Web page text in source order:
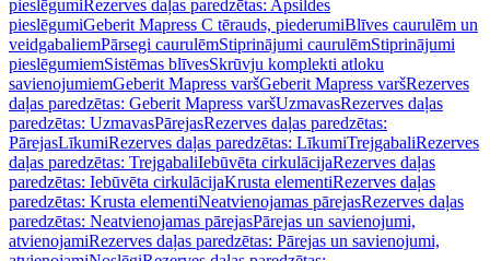
pieslēgumiRezerves daļas paredzētas: Apsildes
pieslēgumiGeberit Mapress C tērauds, piederumiBlīves caurulēm un
veidgabaliemPārsegi caurulēmStiprinājumi caurulēmStiprinājumi
pieslēgumiemSistēmas blīvesSkrūvju komplekti atloku
savienojumiemGeberit Mapress varšGeberit Mapress varšRezerves
daļas paredzētas: Geberit Mapress varšUzmavasRezerves daļas
paredzētas: UzmavasPārejasRezerves daļas paredzētas:
PārejasLīkumiRezerves daļas paredzētas: LīkumiTrejgabaliRezerves
daļas paredzētas: TrejgabaliIebūvēta cirkulācijaRezerves daļas
paredzētas: Iebūvēta cirkulācijaKrusta elementiRezerves daļas
paredzētas: Krusta elementiNeatvienojamas pārejasRezerves daļas
paredzētas: Neatvienojamas pārejasPārejas un savienojumi,
atvienojamiRezerves daļas paredzētas: Pārejas un savienojumi,